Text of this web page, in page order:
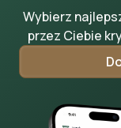
Wybierz
przez Ciebie